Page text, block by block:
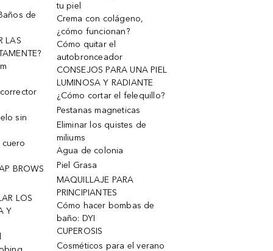
de
LAS
sin
cuero
BROWS
LOS
Y
tu piel
Crema con colágeno,
¿cómo funcionan?
Cómo quitar el
autobronceador
CONSEJOS PARA UNA PIEL
LUMINOSA Y RADIANTE
¿Cómo cortar el felequillo?
Pestanas magneticas
Eliminar los quistes de
miliums
Agua de colonia
Piel Grasa
MAQUILLAJE PARA
PRINCIPIANTES
Cómo hacer bombas de
baño: DYI
CUPEROSIS
Cosméticos para el verano